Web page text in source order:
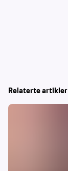
Relaterte artikler